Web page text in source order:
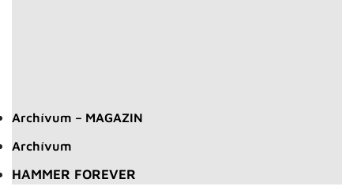
Archívum – MAGAZIN
Archívum
HAMMER FOREVER